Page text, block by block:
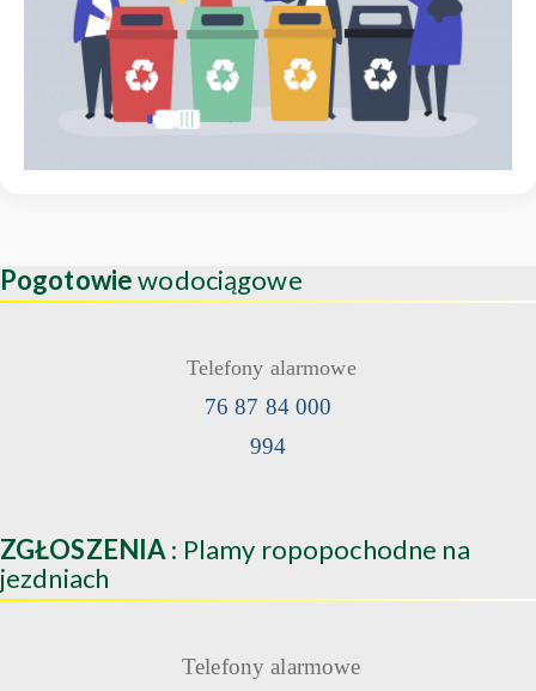
Pogotowiewodociągowe
Telefony alarmowe
76 87 84 000
994
ZGŁOSZENIA : Plamy ropopochodne na
jezdniach
Telefony alarmowe